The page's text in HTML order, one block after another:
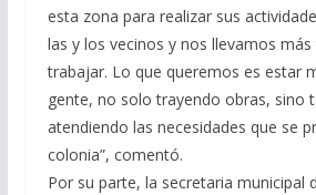
esta zona para realizar sus
las y los vecinos y nos llevamos
trabajar. Lo que queremos es estar
gente, no solo trayendo obras, sino
atendiendo las necesidades que se
colonia”, comentó.
Por su parte, la secretaria municipal